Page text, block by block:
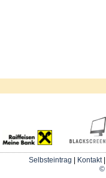
Selbsteintrag Kontakt
©